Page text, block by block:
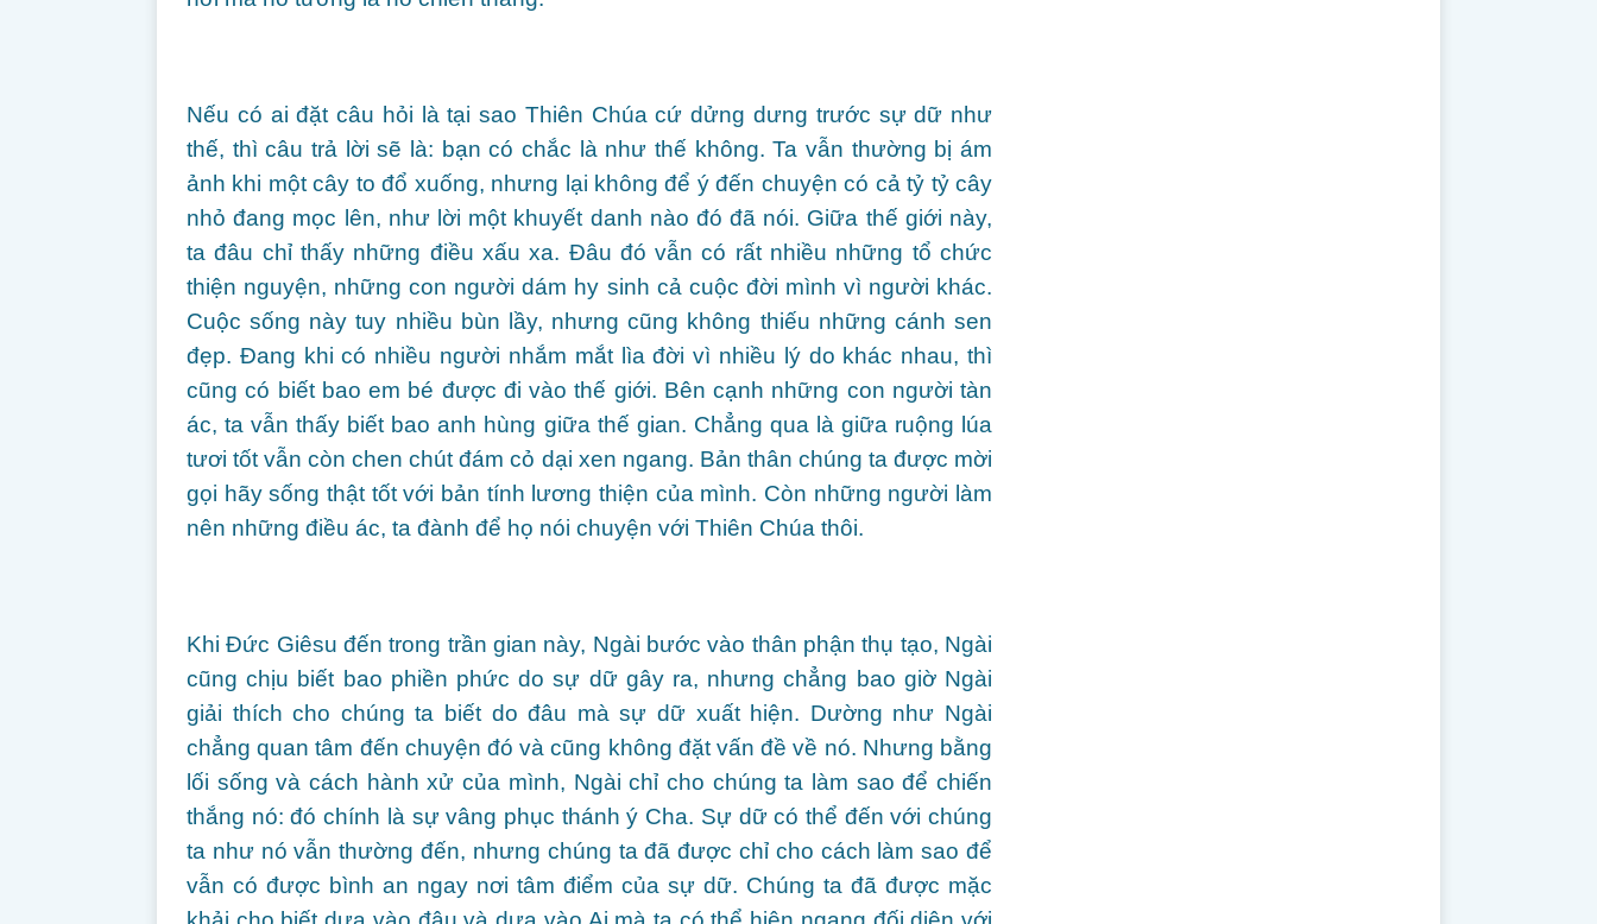
Nếu có ai đặt câu hỏi là tại sao Thiên Chúa cứ dửng dưng trước sự dữ như
thế, thì câu trả lời sẽ là: bạn có chắc là như thế không. Ta vẫn thường bị ám
ảnh khi một cây to đổ xuống, nhưng lại không để ý đến chuyện có cả tỷ tỷ cây
nhỏ đang mọc lên, như lời một khuyết danh nào đó đã nói. Giữa thế giới này,
ta đâu chỉ thấy những điều xấu xa. Đâu đó vẫn có rất nhiều những tổ chức
thiện nguyện, những con người dám hy sinh cả cuộc đời mình vì người khác.
Cuộc sống này tuy nhiều bùn lầy, nhưng cũng không thiếu những cánh sen
đẹp. Đang khi có nhiều người nhắm mắt lìa đời vì nhiều lý do khác nhau, thì
cũng có biết bao em bé được đi vào thế giới. Bên cạnh những con người tàn
ác, ta vẫn thấy biết bao anh hùng giữa thế gian. Chẳng qua là giữa ruộng lúa
tươi tốt vẫn còn chen chút đám cỏ dại xen ngang. Bản thân chúng ta được mời
gọi hãy sống thật tốt với bản tính lương thiện của mình. Còn những người làm
nên những điều ác, ta đành để họ nói chuyện với Thiên Chúa thôi.
Khi Đức Giêsu đến trong trần gian này, Ngài bước vào thân phận thụ tạo, Ngài
cũng chịu biết bao phiền phức do sự dữ gây ra, nhưng chẳng bao giờ Ngài
giải thích cho chúng ta biết do đâu mà sự dữ xuất hiện. Dường như Ngài
chẳng quan tâm đến chuyện đó và cũng không đặt vấn đề về nó. Nhưng bằng
lối sống và cách hành xử của mình, Ngài chỉ cho chúng ta làm sao để chiến
thắng nó: đó chính là sự vâng phục thánh ý Cha. Sự dữ có thể đến với chúng
ta như nó vẫn thường đến, nhưng chúng ta đã được chỉ cho cách làm sao để
vẫn có được bình an ngay nơi tâm điểm của sự dữ. Chúng ta đã được mặc